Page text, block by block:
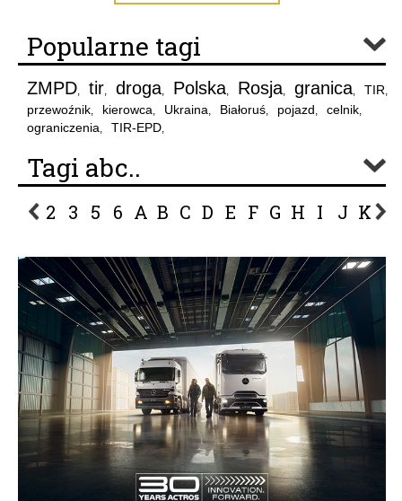
Popularne tagi
ZMPD, tir, droga, Polska, Rosja, granica, TIR,
przewoźnik, kierowca, Ukraina, Białoruś, pojazd, celnik,
ograniczenia, TIR-EPD,
Tagi abc..
2 3 5 6 A B C D E F G H I J K L